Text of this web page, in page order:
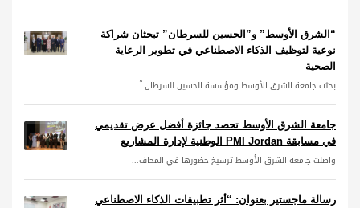
“الشرق الأوسط” و”الحسين للسرطان” تبحثان شراكة
نوعية لتوظيف الذكاء الاصطناعي في تطوير الرعاية
الصحية
بحثت جامعة الشرق الأوسط ومؤسسة الحسين للسرطان آ...
جامعة الشرق الأوسط تحصد جائزة أفضل عرض تقديمي
في مسابقة PMI Jordan الوطنية لإدارة المشاريع
واصلت جامعة الشرق الأوسط ترسيخ حضورها في المحاف...
رسالة ماجستير بعنوان: “أثر تطبيقات الذكاء الاصطناعي